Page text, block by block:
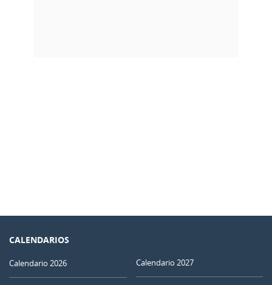
CALENDARIOS
Calendario 2026 Calendario 2027